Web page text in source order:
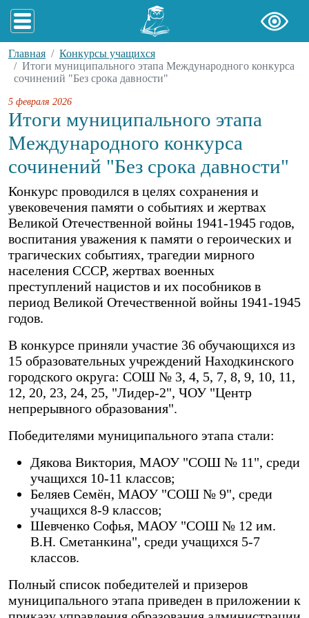
Главная
Конкурсы учащихся
Итоги муниципального этапа Международного конкурса
сочинений "Без срока давности"
5 февраля 2026
Итоги муниципального этапа
Международного конкурса
сочинений "Без срока давности"
Конкурс проводился в целях сохранения и
увековечения памяти о событиях и жертвах
Великой Отечественной войны 1941-1945 годов,
воспитания уважения к памяти о героических и
трагических событиях, трагедии мирного
населения СССР, жертвах военных
преступлений нацистов и их пособников в
период Великой Отечественной войны 1941-1945
годов.
В конкурсе приняли участие 36 обучающихся из
15 образовательных учреждений Находкинского
городского округа: СОШ № 3, 4, 5, 7, 8, 9, 10, 11,
12, 20, 23, 24, 25, "Лидер-2", ЧОУ "Центр
непрерывного образования".
Победителями муниципального этапа стали:
Дякова Виктория, МАОУ "СОШ № 11", среди
учащихся 10-11 классов;
Беляев Семён, МАОУ "СОШ № 9", среди
учащихся 8-9 классов;
Шевченко Софья, МАОУ "СОШ № 12 им.
В.Н. Сметанкина", среди учащихся 5-7
классов.
Полный список победителей и призеров
муниципального этапа приведен в приложении к